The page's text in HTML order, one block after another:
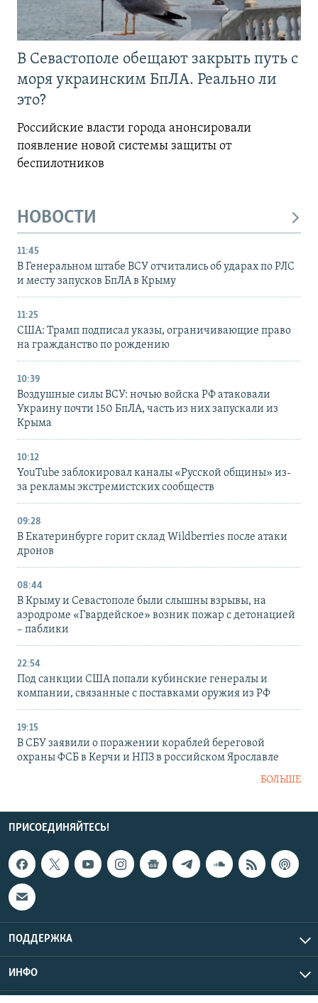
В Севастополе обещают закрыть путь с
моря украинским БпЛА. Реально ли
это?
Российские власти города анонсировали
появление новой системы защиты от
беспилотников
НОВОСТИ
11:45
В Генеральном штабе ВСУ отчитались об ударах по РЛС
и месту запусков БпЛА в Крыму
11:25
США: Трамп подписал указы, ограничивающие право
на гражданство по рождению
10:39
Воздушные силы ВСУ: ночью войска РФ атаковали
Украину почти 150 БпЛА, часть из них запускали из
Крыма
10:12
YouTube заблокировал каналы «Русской общины» из-
за рекламы экстремистских сообществ
09:28
В Екатеринбурге горит склад Wildberries после атаки
дронов
08:44
В Крыму и Севастополе были слышны взрывы, на
аэродроме «Гвардейское» возник пожар с детонацией
– паблики
22:54
Под санкции США попали кубинские генералы и
компании, связанные с поставками оружия из РФ
19:15
В СБУ заявили о поражении кораблей береговой
охраны ФСБ в Керчи и НПЗ в российском Ярославле
БОЛЬШЕ
ПРИСОЕДИНЯЙТЕСЬ!
ПОДДЕРЖКА
ИНФО